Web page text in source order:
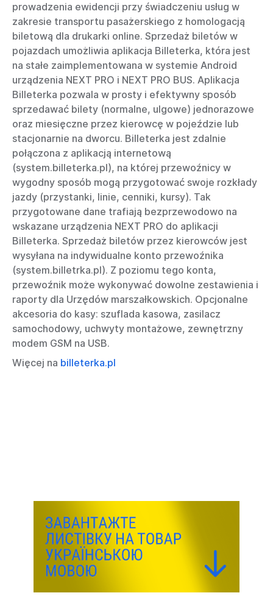
prowadzenia ewidencji przy świadczeniu usług w
zakresie transportu pasażerskiego z homologacją
biletową dla drukarki online. Sprzedaż biletów w
pojazdach umożliwia aplikacja Billeterka, która jest
na stałe zaimplementowana w systemie Android
urządzenia NEXT PRO i NEXT PRO BUS. Aplikacja
Billeterka pozwala w prosty i efektywny sposób
sprzedawać bilety (normalne, ulgowe) jednorazowe
oraz miesięczne przez kierowcę w pojeździe lub
stacjonarnie na dworcu. Billeterka jest zdalnie
połączona z aplikacją internetową
(system.billeterka.pl), na której przewoźnicy w
wygodny sposób mogą przygotować swoje rozkłady
jazdy (przystanki, linie, cenniki, kursy). Tak
przygotowane dane trafiają bezprzewodowo na
wskazane urządzenia NEXT PRO do aplikacji
Billeterka. Sprzedaż biletów przez kierowców jest
wysyłana na indywidualne konto przewoźnika
(system.billetrka.pl). Z poziomu tego konta,
przewoźnik może wykonywać dowolne zestawienia i
raporty dla Urzędów marszałkowskich. Opcjonalne
akcesoria do kasy: szuflada kasowa, zasilacz
samochodowy, uchwyty montażowe, zewnętrzny
modem GSM na USB.
Więcej na billeterka.pl